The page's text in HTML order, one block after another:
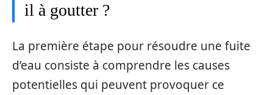
il à goutter ?
La première étape pour résoudre une fuite
d’eau consiste à comprendre les causes
potentielles qui peuvent provoquer ce